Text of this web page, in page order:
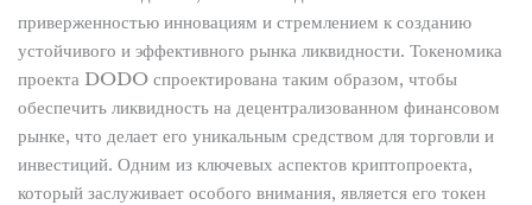
приверженностью инновациям и стремлением к созданию
устойчивого и эффективного рынка ликвидности. Токеномика
проекта DODO спроектирована таким образом, чтобы
обеспечить ликвидность на децентрализованном финансовом
рынке, что делает его уникальным средством для торговли и
инвестиций. Одним из ключевых аспектов криптопроекта,
который заслуживает особого внимания, является его токен